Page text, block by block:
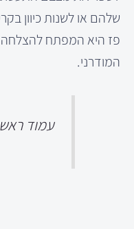
שלהם או לשנות כיוון
פז היא המפתח להצלחה
המודרני.
עמוד